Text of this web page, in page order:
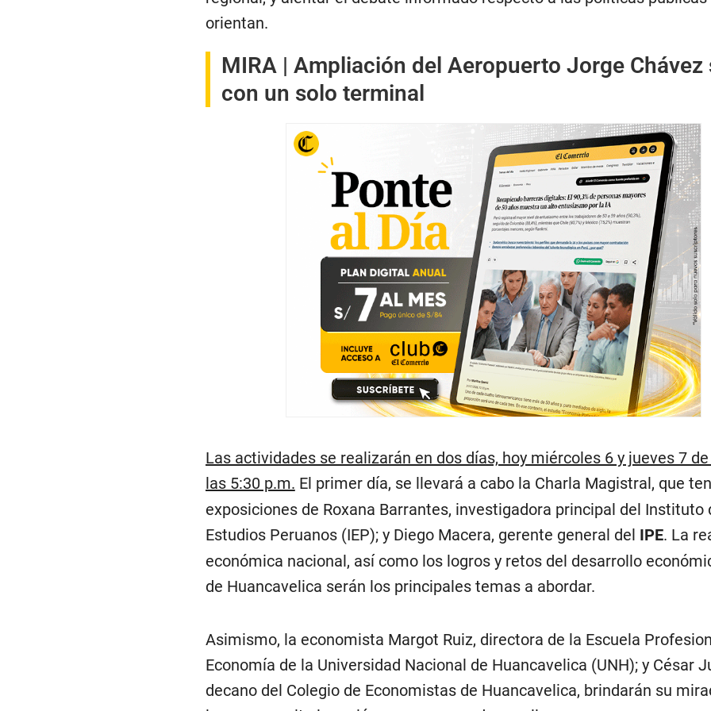
orientan.
MIRA | Ampliación del Aeropuerto Jorge Chávez
con un solo terminal
Las actividades se realizarán en dos días, hoy miércoles 6 y jueves 7
las 5:30 p.m. El primer día, se llevará a cabo la Charla Magistral, que
exposiciones de Roxana Barrantes, investigadora principal del Instituto
Estudios Peruanos (IEP); y Diego Macera, gerente general del IPE. La
económica nacional, así como los logros y retos del desarrollo
de Huancavelica serán los principales temas a abordar.
Asimismo, la economista Margot Ruiz, directora de la Escuela
Economía de la Universidad Nacional de Huancavelica (UNH); y César
decano del Colegio de Economistas de Huancavelica, brindarán su